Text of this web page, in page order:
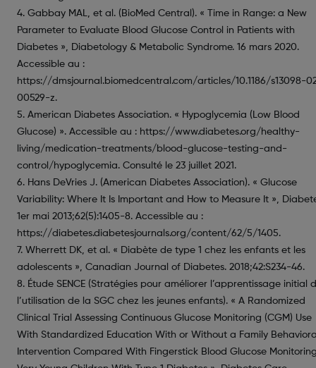
4. Gabbay MAL, et al. (BioMed Central). « Time in Range: a New
Parameter to Evaluate Blood Glucose Control in Patients with
Diabetes », Diabetology & Metabolic Syndrome. 16 mars 2020.
Accessible au :
https://dmsjournal.biomedcentral.com/articles/10.1186/s13098-
00529-z.
5. American Diabetes Association. « Hypoglycemia (Low Blood
Glucose) ». Accessible au : https://www.diabetes.org/healthy-
living/medication-treatments/blood-glucose-testing-and-
control/hypoglycemia. Consulté le 23 juillet 2021.
6. Hans DeVries J. (American Diabetes Association). « Glucose
Variability: Where It Is Important and How to Measure It »,
1er mai 2013;62(5):1405-8. Accessible au :
https://diabetes.diabetesjournals.org/content/62/5/1405.
7. Wherrett DK, et al. « Diabète de type 1 chez les enfants et les
adolescents », Canadian Journal of Diabetes. 2018;42:S234-46.
8. Étude SENCE (Stratégies pour améliorer l’apprentissage initial
l’utilisation de la SGC chez les jeunes enfants). « A Randomized
Clinical Trial Assessing Continuous Glucose Monitoring (CGM) Use
With Standardized Education With or Without a Family
Intervention Compared With Fingerstick Blood Glucose